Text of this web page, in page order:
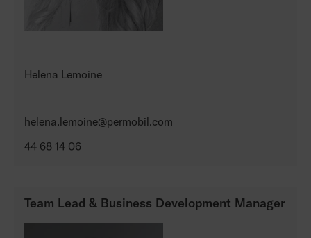
Helena Lemoine
helena.lemoine@permobil.com
44 68 14 06
Team Lead & Business Development Manager